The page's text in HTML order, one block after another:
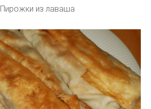
Пирожки из лаваша